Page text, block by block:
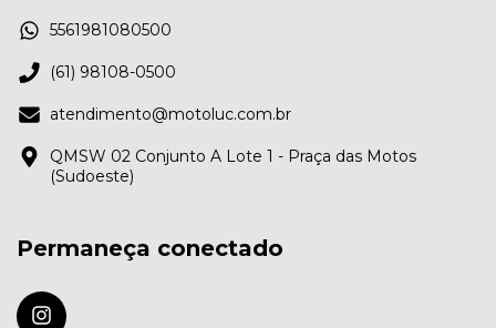
5561981080500
(61) 98108-0500
atendimento@motoluc.com.br
QMSW 02 Conjunto A Lote 1 - Praça das Motos
(Sudoeste)
Permaneça conectado